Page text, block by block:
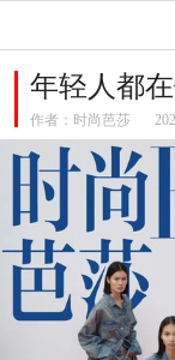
年轻人都
作者： 时尚芭莎